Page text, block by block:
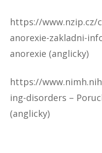
https://www.nzip.cz/
anorexie-zakladni-
anorexie (anglicky)
https://
ing-disorders –
(anglicky)